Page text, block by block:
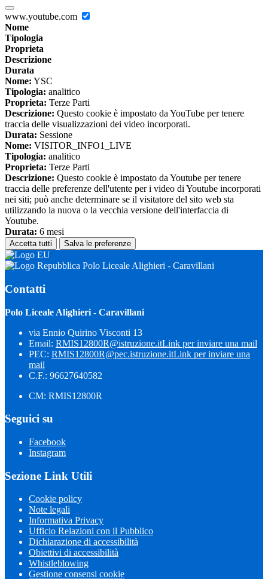
www.youtube.com
Nome
Tipologia
Proprieta
Descrizione
Durata
Nome: YSC
Tipologia: analitico
Proprieta: Terze Parti
Descrizione: Questo cookie è impostato da YouTube per tenere
traccia delle visualizzazioni dei video incorporati.
Durata: Sessione
Nome: VISITOR_INFO1_LIVE
Tipologia: analitico
Proprieta: Terze Parti
Descrizione: Questo cookie è impostato da Youtube per tenere
traccia delle preferenze dell'utente per i video di Youtube incorporati
nei siti; può anche determinare se il visitatore del sito web sta
utilizzando la nuova o la vecchia versione dell'interfaccia di
Youtube.
Durata: 6 mesi
Accetta tutti Salva le preferenze
Polo Liceale Alighieri - Caravillani
Contatti
Polo Liceale Alighieri - Caravillani
via Ennio Quirino Visconti 13
Email: RMIS12800R@istruzione.itLink per inviare una mail
PEC: RMIS12800R@pec.istruzione.itLink per inviare una
mail
C.F.: 96627640582
CM: RMIS12800R
Seguici su
Facebook
Instagram
Sezione Link Utili
Cookie policy
Note legali
Informativa Privacy
Ufficio Relazioni con il Pubblico
Dichiarazione di accessibilità
Obiettivi di accessibilità
Whistleblowing
Gestione consensi cookie